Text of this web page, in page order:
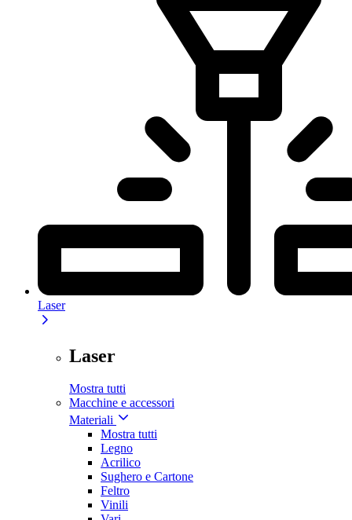
Laser
Laser
Mostra tutti
Macchine e accessori
Materiali
Mostra tutti
Legno
Acrilico
Sughero e Cartone
Feltro
Vinili